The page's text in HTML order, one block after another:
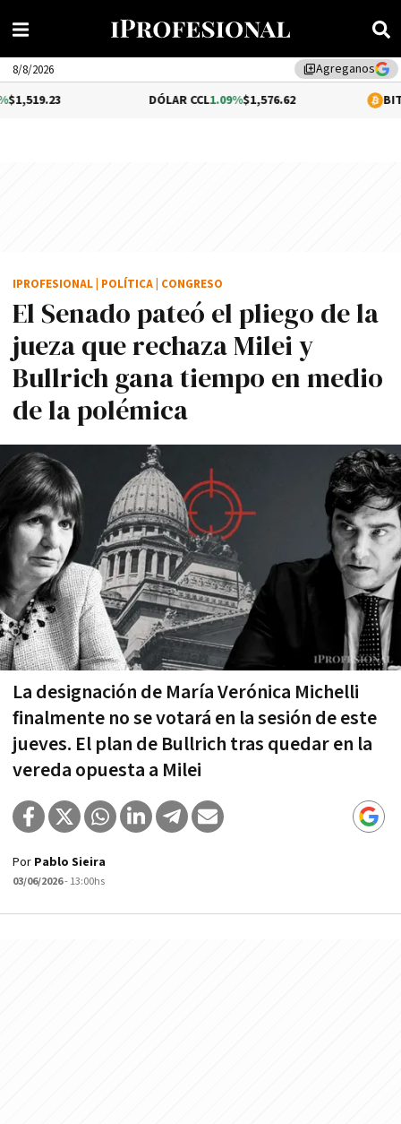
library_addAgreganos
8/8/2026
1.09%$1,576.62 0.13%
El Senado pateó el pliego de la
jueza que rechaza Milei y
Bullrich gana tiempo en medio
de la polémica
La designación de María Verónica Michelli
finalmente no se votará en la sesión de este
jueves. El plan de Bullrich tras quedar en la
vereda opuesta a Milei
IPROFESIONAL POLÍTICA CONGRESO
Por Pablo Sieira
03/06/2026- 13:00hs